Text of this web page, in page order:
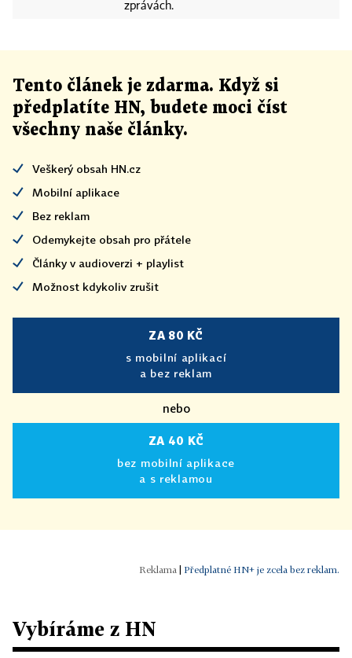
zprávách.
Tento článek je zdarma. Když si
předplatíte HN, budete moci číst
všechny naše články.
Veškerý obsah HN.cz
Mobilní aplikace
Bez reklam
Odemykejte obsah pro přátele
Články v audioverzi + playlist
Možnost kdykoliv zrušit
ZA 80 KČ
s mobilní aplikací
a bez reklam
nebo
ZA 40 KČ
bez mobilní aplikace
a s reklamou
Předplatné HN+ je zcela bez reklam.
Vybíráme z HN